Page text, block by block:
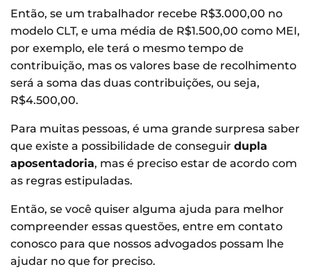
Então, se um trabalhador recebe R$3.000,00 no
modelo CLT, e uma média de R$1.500,00 como MEI,
por exemplo, ele terá o mesmo tempo de
contribuição, mas os valores base de recolhimento
será a soma das duas contribuições, ou seja,
R$4.500,00.
Para muitas pessoas, é uma grande surpresa saber
que existe a possibilidade de conseguir dupla
aposentadoria, mas é preciso estar de acordo com
as regras estipuladas.
Então, se você quiser alguma ajuda para melhor
compreender essas questões, entre em contato
conosco para que nossos advogados possam lhe
ajudar no que for preciso.